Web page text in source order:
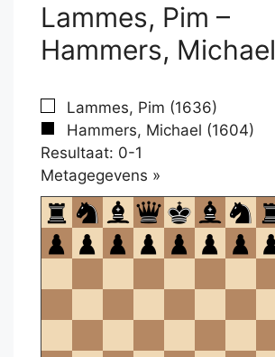
Lammes, Pim –
Hammers, Michael
Lammes, Pim (1636)
Hammers, Michael (1604)
Resultaat: 0-1
Metagegevens »
om
te
openen.